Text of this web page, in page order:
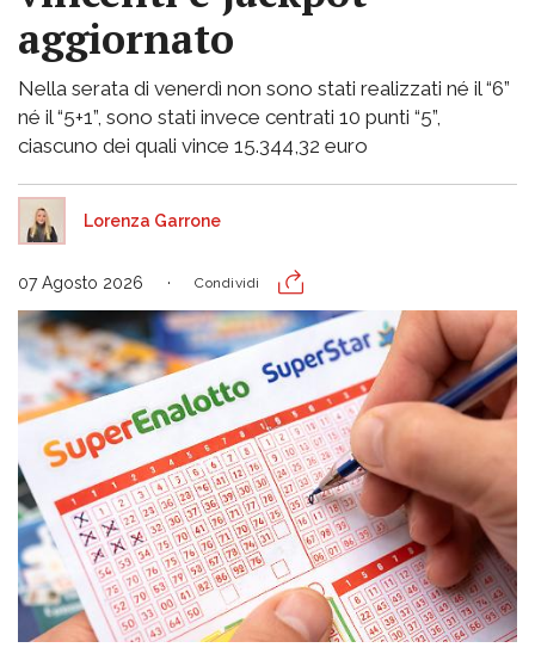
aggiornato
Nella serata di venerdì non sono stati realizzati né il “6”
né il “5+1”, sono stati invece centrati 10 punti “5”,
ciascuno dei quali vince 15.344,32 euro
Lorenza Garrone
07 Agosto 2026 Condividi